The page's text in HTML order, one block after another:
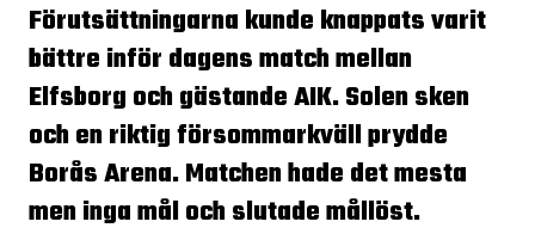
Förutsättningarna kunde knappats varit
bättre inför dagens match mellan
Elfsborg och gästande AIK. Solen sken
och en riktig försommarkväll prydde
Borås Arena. Matchen hade det mesta
men inga mål och slutade mållöst.